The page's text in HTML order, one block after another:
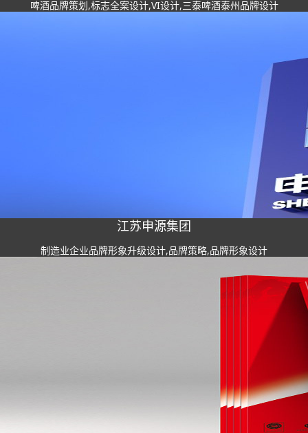
啤酒品牌策划,标志全案设计,VI设计,三泰啤酒泰州品牌设计
江苏申源集团
制造业企业品牌形象升级设计,品牌策略,品牌形象设计